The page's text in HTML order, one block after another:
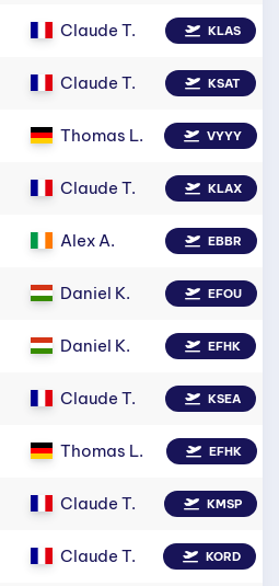
Claude T. KLAS
Claude T. KSAT
Thomas L. VYYY
Claude T. KLAX
Alex A. EBBR
Daniel K. EFOU
Daniel K. EFHK
Claude T. KSEA
Thomas L. EFHK
Claude T. KMSP
Claude T. KORD